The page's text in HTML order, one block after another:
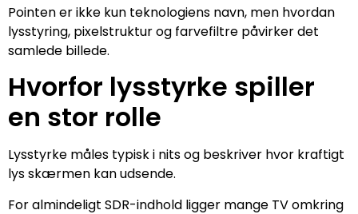
Pointen er ikke kun teknologiens navn, men hvordan
lysstyring, pixelstruktur og farvefiltre påvirker det
samlede billede.
Hvorfor lysstyrke spiller
en stor rolle
Lysstyrke måles typisk i nits og beskriver hvor kraftigt
lys skærmen kan udsende.
For almindeligt SDR-indhold ligger mange TV omkring